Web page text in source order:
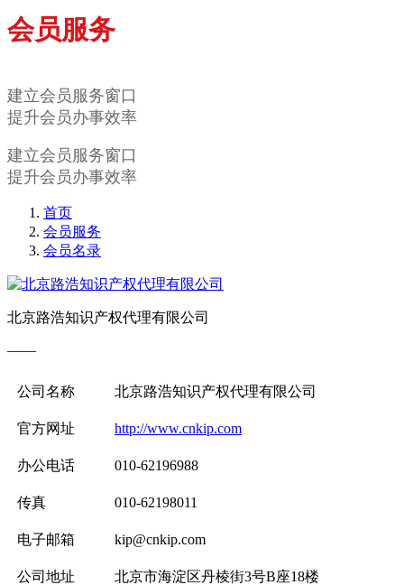
会员服务
建立会员服务窗口
提升会员办事效率
建立会员服务窗口
提升会员办事效率
首页
会员服务
会员名录
北京路浩知识产权代理有限公司
——
公司名称 北京路浩知识产权代理有限公司
官方网址 http://www.cnkip.com
办公电话 010-62196988
传真 010-62198011
电子邮箱 kip@cnkip.com
公司地址 北京市海淀区丹棱街3号B座18楼